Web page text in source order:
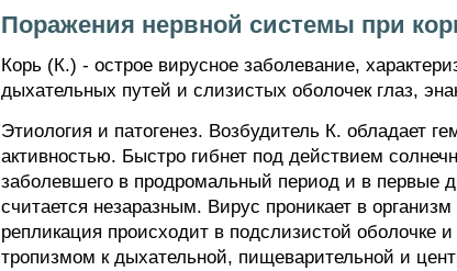
Поражения нервной системы при
Корь (К.) - острое вирусное заболевание,
дыхательных путей и слизистых оболочек глаз,
Этиология и патогенез. Возбудитель К. обладает
активностью. Быстро гибнет под действием
заболевшего в продромальный период и в первые
считается незаразным. Вирус проникает в
репликация происходит в подслизистой оболочке
тропизмом к дыхательной, пищеварительной и